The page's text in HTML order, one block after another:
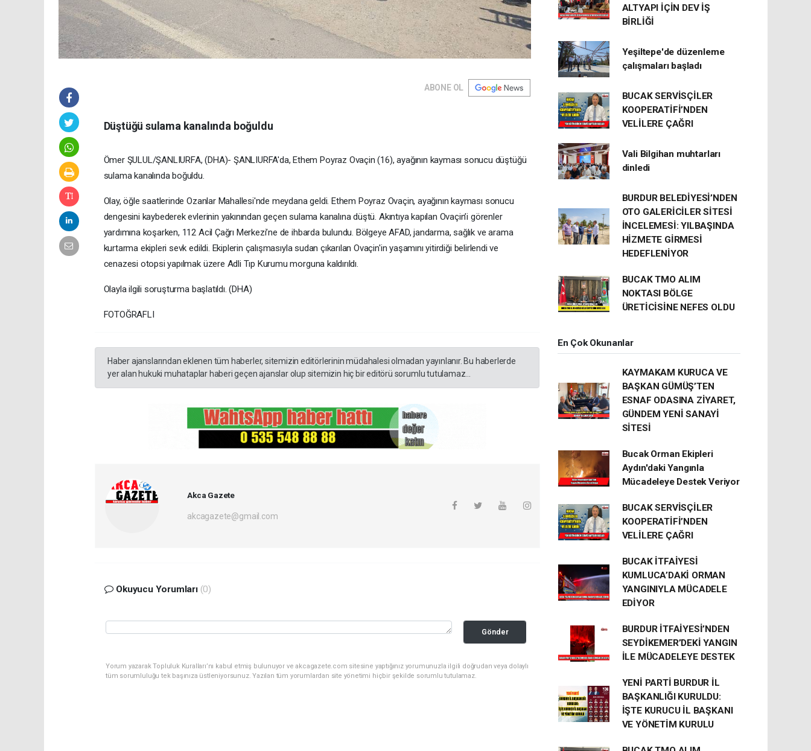
ABONE OL
Düştüğü sulama kanalında boğuldu
Ömer ŞULUL/ŞANLIURFA, (DHA)- ŞANLIURFA'da, Ethem Poyraz Ovaçin (16), ayağının kayması sonucu düştüğü
sulama kanalında boğuldu.
Olay, öğle saatlerinde Ozanlar Mahallesi'nde meydana geldi. Ethem Poyraz Ovaçin, ayağının kayması sonucu
dengesini kaybederek evlerinin yakınından geçen sulama kanalına düştü. Akıntıya kapılan Ovaçin’i görenler
yardımına koşarken, 112 Acil Çağrı Merkezi’ne de ihbarda bulundu. Bölgeye AFAD, jandarma, sağlık ve arama
kurtarma ekipleri sevk edildi. Ekiplerin çalışmasıyla sudan çıkarılan Ovaçin'in yaşamını yitirdiği belirlendi ve
cenazesi otopsi yapılmak üzere Adli Tıp Kurumu morguna kaldırıldı.
Olayla ilgili soruşturma başlatıldı. (DHA)
FOTOĞRAFLI
Haber ajanslarından eklenen tüm haberler, sitemizin editörlerinin müdahalesi olmadan yayınlanır. Bu haberlerde
yer alan hukuki muhataplar haberi geçen ajanslar olup sitemizin hiç bir editörü sorumlu tutulamaz...
Akca Gazete
akcagazete@gmail.com
Okuyucu Yorumları (0)
Gönder
Yorum yazarak Topluluk Kuralları’nı kabul etmiş bulunuyor ve akcagazete.com sitesine yaptığınız yorumunuzla ilgili doğrudan veya dolaylı
tüm sorumluluğu tek başınıza üstleniyorsunuz. Yazılan tüm yorumlardan site yönetimi hiçbir şekilde sorumlu tutulamaz.
ALTYAPI İÇİN DEV İŞ
BİRLİĞİ
Yeşiltepe'de düzenleme
çalışmaları başladı
BUCAK SERVİSÇİLER
KOOPERATİFİ’NDEN
VELİLERE ÇAĞRI
Vali Bilgihan muhtarları
dinledi
BURDUR BELEDİYESİ’NDEN
OTO GALERİCİLER SİTESİ
İNCELEMESİ: YILBAŞINDA
HİZMETE GİRMESİ
HEDEFLENİYOR
BUCAK TMO ALIM
NOKTASI BÖLGE
ÜRETİCİSİNE NEFES OLDU
En Çok Okunanlar
KAYMAKAM KURUCA VE
BAŞKAN GÜMÜŞ’TEN
ESNAF ODASINA ZİYARET,
GÜNDEM YENİ SANAYİ
SİTESİ
Bucak Orman Ekipleri
Aydın'daki Yangınla
Mücadeleye Destek Veriyor
BUCAK SERVİSÇİLER
KOOPERATİFİ’NDEN
VELİLERE ÇAĞRI
BUCAK İTFAİYESİ
KUMLUCA’DAKİ ORMAN
YANGINIYLA MÜCADELE
EDİYOR
BURDUR İTFAİYESİ’NDEN
SEYDİKEMER’DEKİ YANGIN
İLE MÜCADELEYE DESTEK
YENİ PARTİ BURDUR İL
BAŞKANLIĞI KURULDU:
İŞTE KURUCU İL BAŞKANI
VE YÖNETİM KURULU